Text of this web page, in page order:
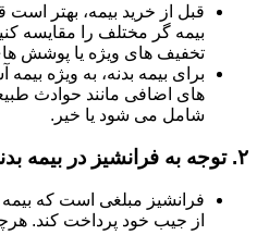
قبل از خرید بیمه، بهتر
بیمه گر مختلف را مقایسه
تخفیف های ویژه یا پوشش
برای بیمه بدنه، به ویژه
های اضافی مانند حوادث
شامل می شود یا خیر.
۲. توجه به فرانشیز در بیمه
فرانشیز مبلغی است که بیمه
از جیب خود پرداخت کند.